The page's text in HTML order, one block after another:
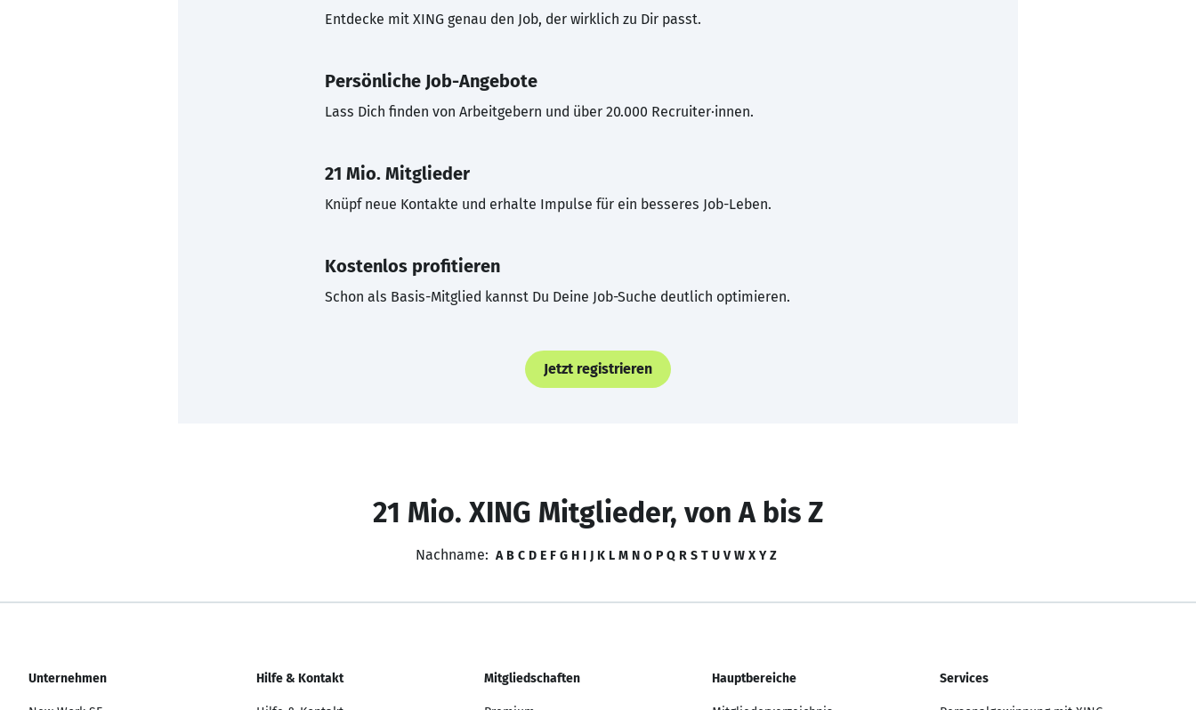
Entdecke mit XING genau den Job, der wirklich zu Dir passt.
Persönliche Job-Angebote
Lass Dich finden von Arbeitgebern und über 20.000 Recruiter·innen.
21 Mio. Mitglieder
Knüpf neue Kontakte und erhalte Impulse für ein besseres Job-Leben.
Kostenlos profitieren
Schon als Basis-Mitglied kannst Du Deine Job-Suche deutlich optimieren.
Jetzt registrieren
21 Mio. XING Mitglieder, von A bis Z
Nachname: A B C D E F G H I J K L M N O P Q R S T U V W X Y Z
Unternehmen Hilfe & Kontakt Mitgliedschaften Hauptbereiche Services